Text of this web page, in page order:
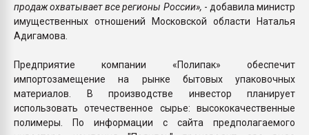
продаж охватывает все регионы России», - добавила министр
имущественных отношений Московской области Наталья
Адигамова.
Предприятие компании «Полипак» обеспечит
импортозамещение на рынке бытовых упаковочных
материалов. В производстве инвестор планирует
использовать отечественное сырье: высококачественные
полимеры. По информации с сайта предполагаемого